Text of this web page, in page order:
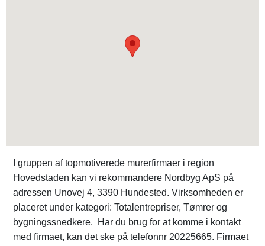
I gruppen af topmotiverede murerfirmaer i region
Hovedstaden kan vi rekommandere Nordbyg ApS på
adressen Unovej 4, 3390 Hundested. Virksomheden er
placeret under kategori: Totalentrepriser, Tømrer og
bygningssnedkere. Har du brug for at komme i kontakt
med firmaet, kan det ske på telefonnr 20225665. Firmaet